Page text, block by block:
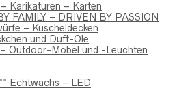
Karikaturen – Karten
FAMILY – DRIVEN BY PASSION
– Kuscheldecken
und Duft-Öle
Outdoor-Möbel und -Leuchten
Echtwachs – LED